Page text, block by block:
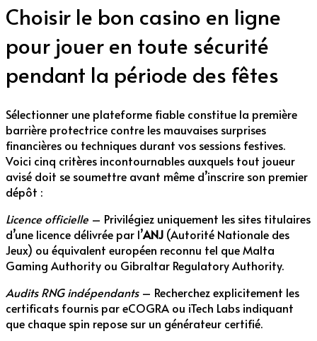
Choisir le bon casino en ligne
pour jouer en toute sécurité
pendant la période des fêtes
Sélectionner une plateforme fiable constitue la première
barrière protectrice contre les mauvaises surprises
financières ou techniques durant vos sessions festives.
Voici cinq critères incontournables auxquels tout joueur
avisé doit se soumettre avant même d’inscrire son premier
dépôt :
Licence officielle – Privilégiez uniquement les sites titulaires
d’une licence délivrée par l’ANJ (Autorité Nationale des
Jeux) ou équivalent européen reconnu tel que Malta
Gaming Authority ou Gibraltar Regulatory Authority.
Audits RNG indépendants– Recherchez explicitement les
certificats fournis par eCOGRA ou iTech Labs indiquant
que chaque spin repose sur un générateur certifié.